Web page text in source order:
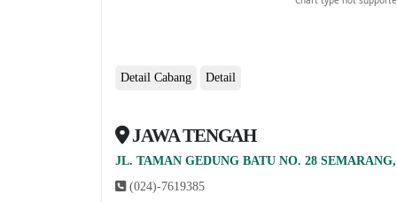
Detail Cabang Detail
JAWA TENGAH
JL. TAMAN GEDUNG BATU NO. 28
(024)-7619385
abcdefhiklmnopqrstuvwxyz